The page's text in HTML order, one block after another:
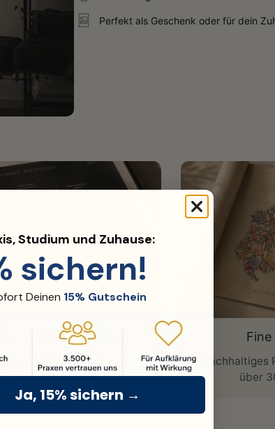
Perfekt als Geschenk oder für dein
Druck
gestochen scharf
und langlebig.
Nachhaltiges
über
Studium und Zuhause:
sichern!
Deinen 15% Gutschein
Ja, 15% sichern →